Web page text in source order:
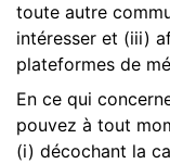
toute autre
intéresser et (iii)
plateformes de
En ce qui
pouvez à tout
(i) décochant la